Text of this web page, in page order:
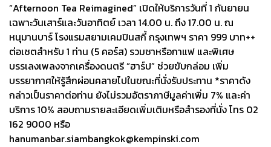
“Afternoon Tea Reimagined” เปิดให้บริการวันที่ 1 กันยายน
เฉพาะวันเสาร์และวันอาทิตย์ เวลา 14.00 น. ถึง 17.00 น. ณ
หนุมานบาร์ โรงแรมสยามเคมปินสกี้ กรุงเทพฯ ราคา 999 บาท++
ต่อเซตสำหรับ 1 ท่าน (5 คอร์ส) รวมชาหรือกาแฟ และพิเศษ
บรรเลงเพลงจากเครื่องดนตรี “ฮาร์ป” ช่วยขับกล่อม เพิ่ม
บรรยากาศให้รู้สึกผ่อนคลายไปในขณะที่นั่งรับประทาน *ราคาดัง
กล่าวเป็นราคาต่อท่าน ยังไม่รวมอัตราภาษีมูลค่าเพิ่ม 7% และค่า
บริการ 10% สอบถามรายละเอียดเพิ่มเติมหรือสำรองที่นั่ง โทร 02
162 9000 หรือ
hanumanbar.siambangkok@kempinski.com